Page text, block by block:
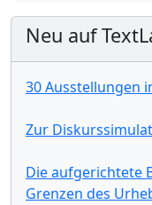
Neu auf
30 Ausstellungen
Zur
Die aufgerichtete
Grenzen des